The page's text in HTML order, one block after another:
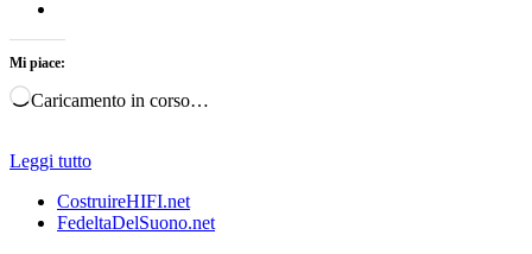
Mi piace:
Caricamento in corso…
Leggi tutto
CostruireHIFI.net
FedeltaDelSuono.net